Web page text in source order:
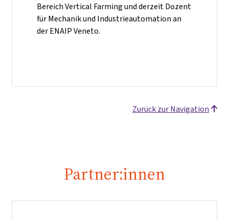
Bereich Vertical Farming und derzeit Dozent
für Mechanik und Industrieautomation an
der ENAIP Veneto.
Zurück zur Navigation
Partner:innen